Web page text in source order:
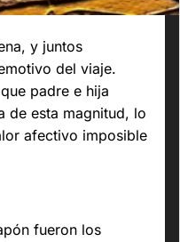
y juntos
del viaje.
padre e hija
de esta magnitud, lo
afectivo imposible
fueron los